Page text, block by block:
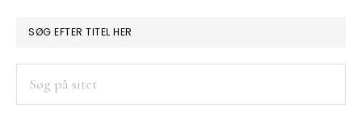
PRIMÆR
SIDEBAR
SØG EFTER TITEL HER